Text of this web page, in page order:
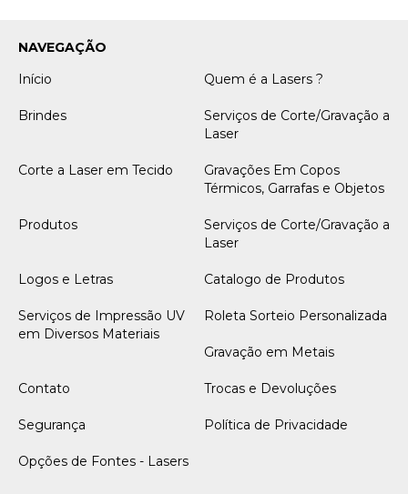
NAVEGAÇÃO
Início
Quem é a Lasers ?
Brindes
Serviços de Corte/Gravação a
Laser
Corte a Laser em Tecido
Gravações Em Copos
Térmicos, Garrafas e Objetos
Produtos
Serviços de Corte/Gravação a
Laser
Logos e Letras Catalogo de Produtos
Serviços de Impressão UV
em Diversos Materiais
Roleta Sorteio Personalizada
Gravação em Metais
Contato Trocas e Devoluções
Segurança Política de Privacidade
Opções de Fontes - Lasers